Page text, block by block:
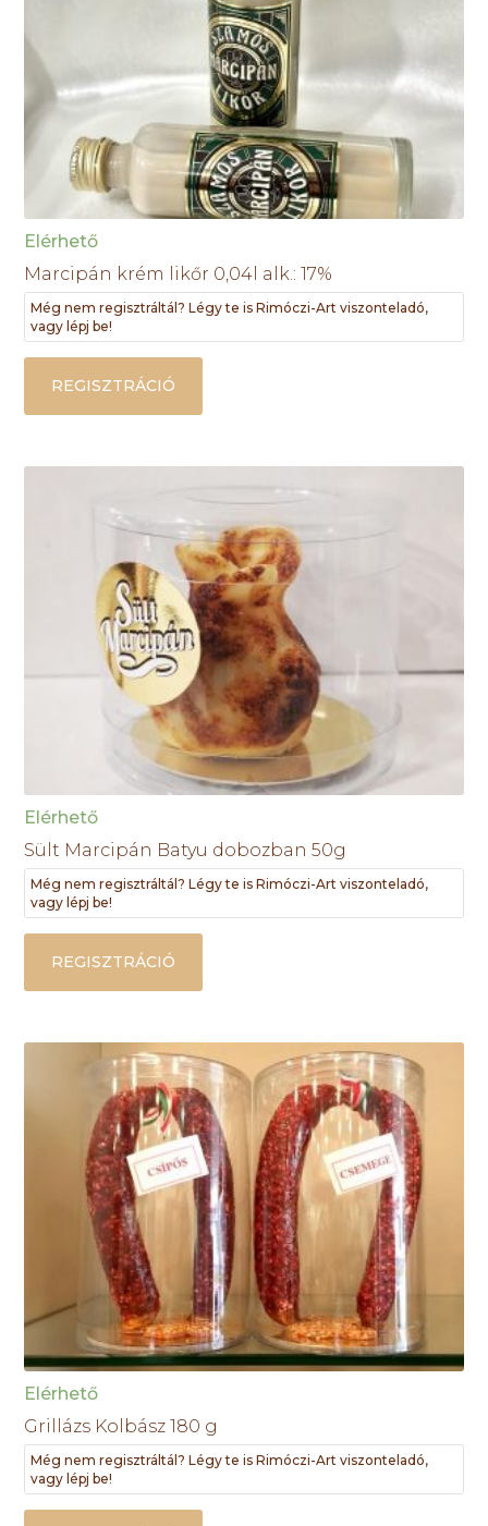
Elérhető
Marcipán krém likőr 0,04l alk.: 17%
Még nem regisztráltál? Légy te is Rimóczi-Art viszonteladó,
vagy lépj be!
REGISZTRÁCIÓ
Elérhető
Sült Marcipán Batyu dobozban 50g
Még nem regisztráltál? Légy te is Rimóczi-Art viszonteladó,
vagy lépj be!
REGISZTRÁCIÓ
Elérhető
Grillázs Kolbász 180 g
Még nem regisztráltál? Légy te is Rimóczi-Art viszonteladó,
vagy lépj be!